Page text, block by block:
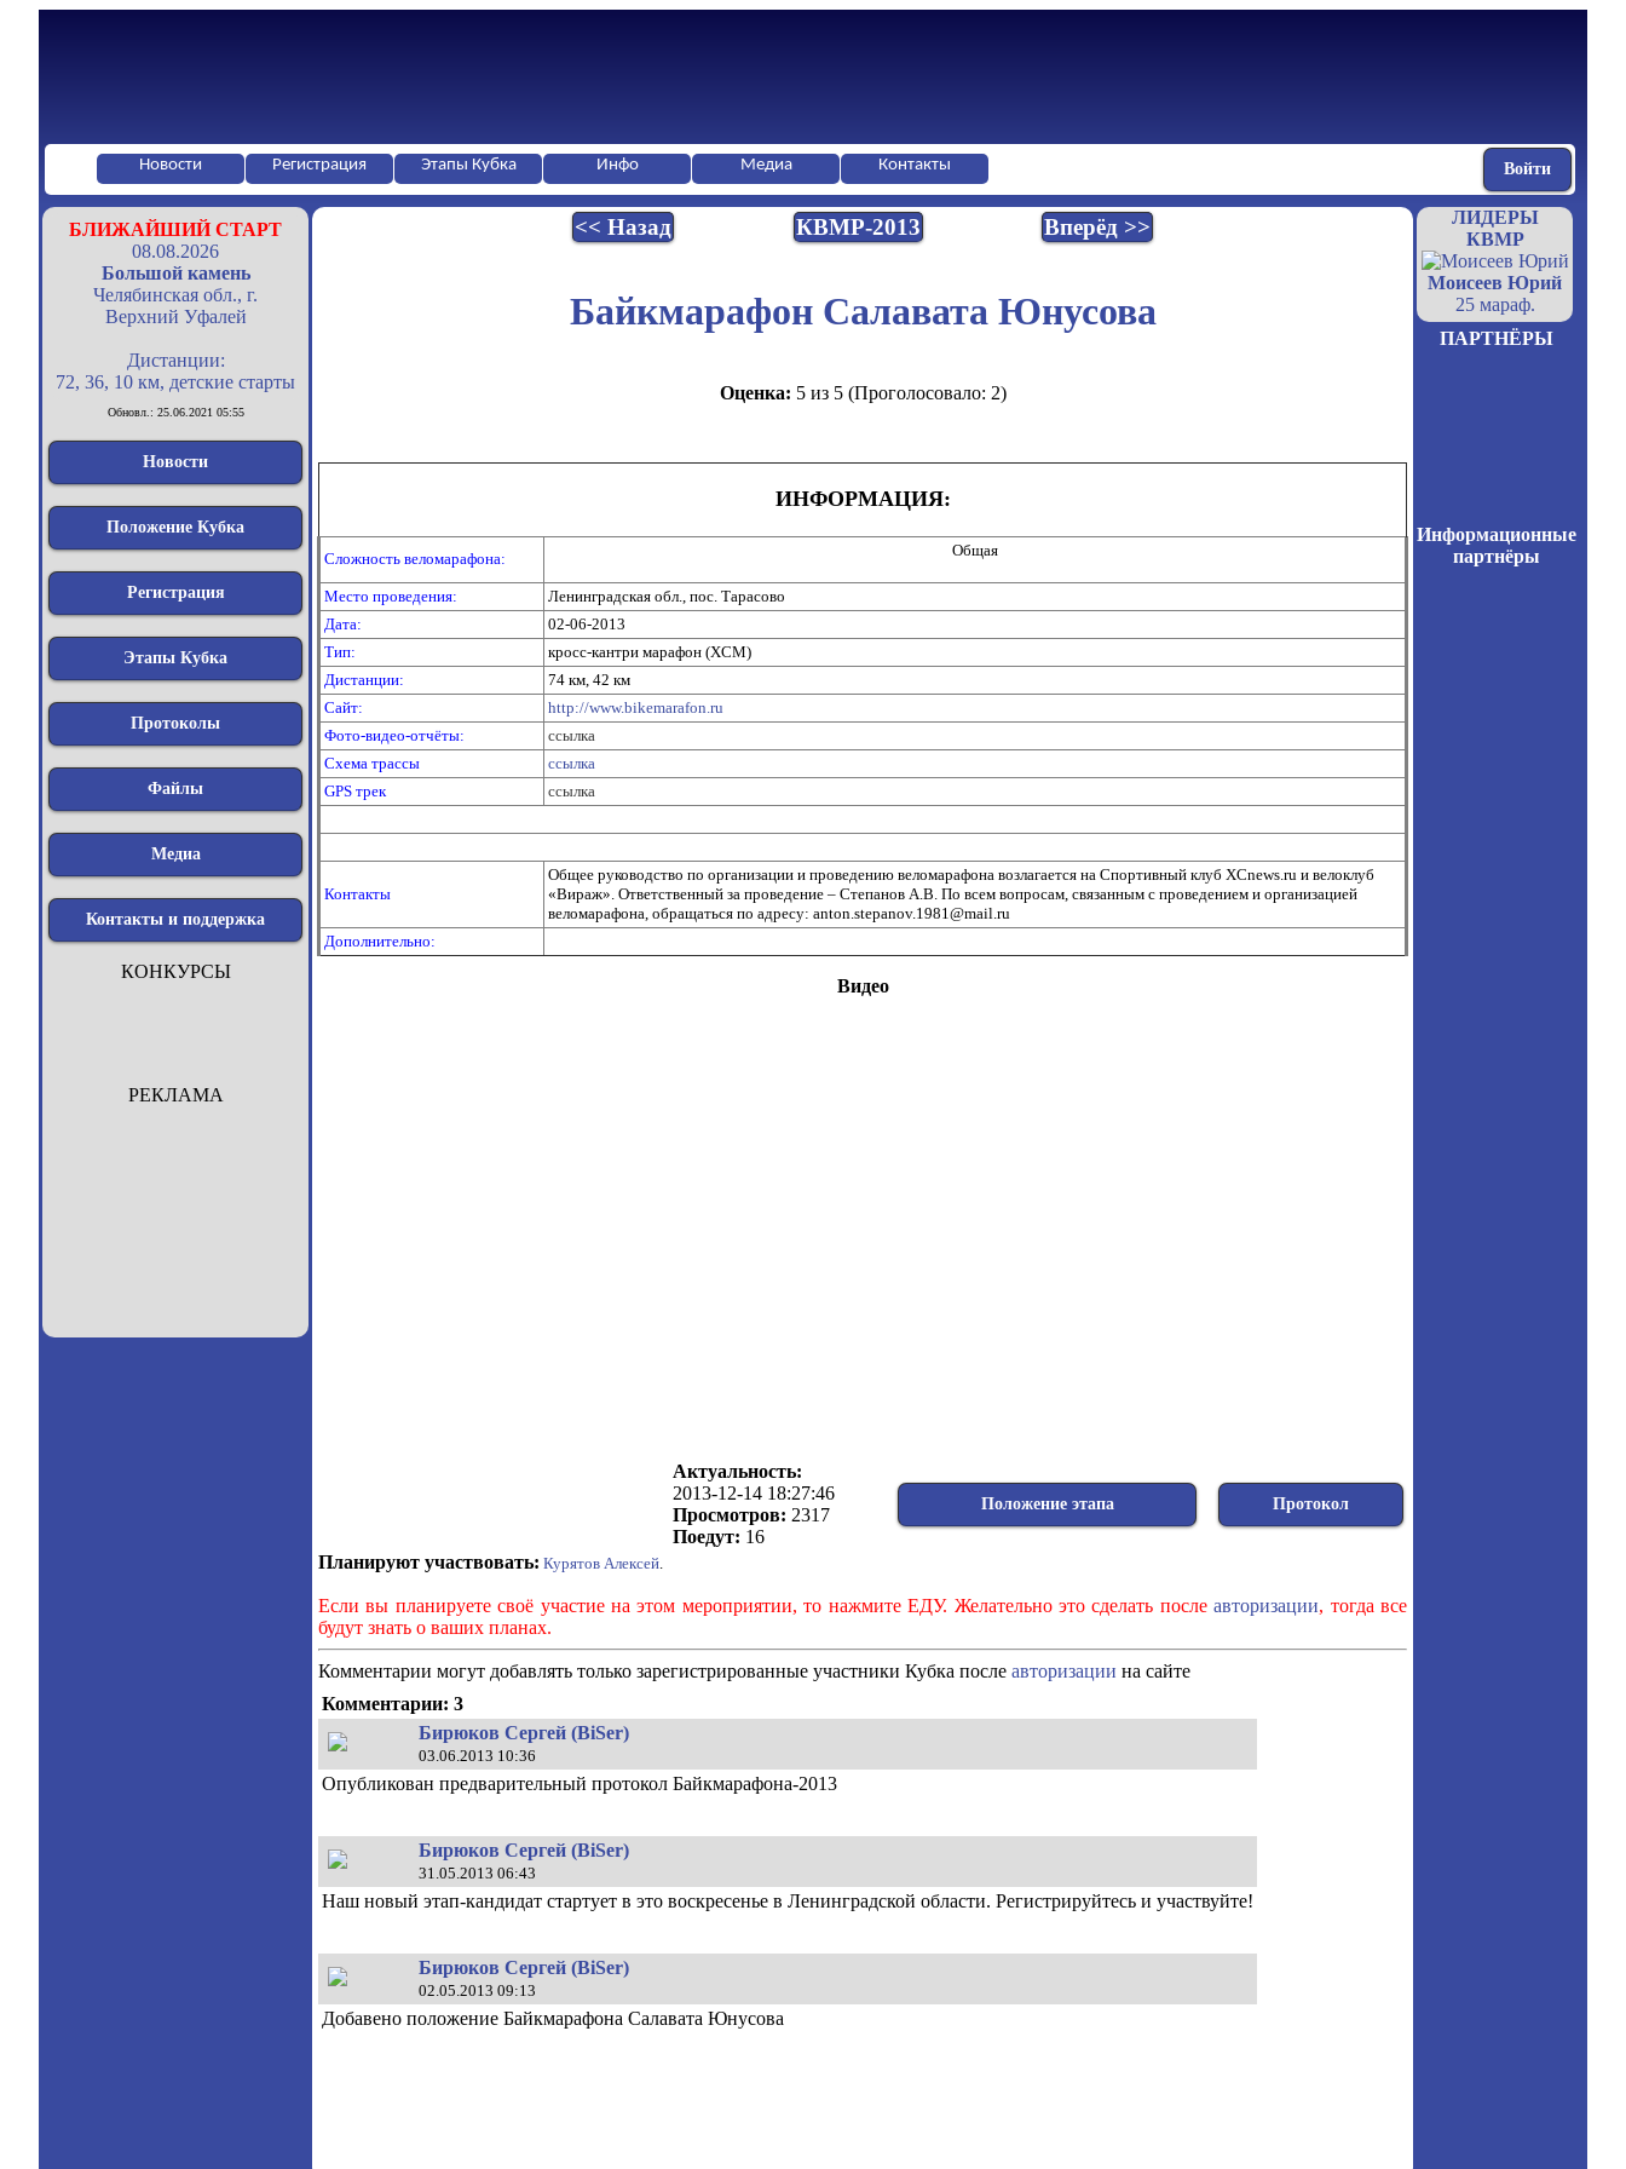
Новости Регистрация Этапы Кубка Инфо Медиа Контакты Войти
БЛИЖАЙШИЙ СТАРТ
08.08.2026
Большой камень
Челябинская обл., г.
Верхний Уфалей
Дистанции:
72, 36, 10 км, детские старты
Обновл.: 25.06.2021 05:55
Новости
Положение Кубка
Регистрация
Этапы Кубка
Протоколы
Файлы
Медиа
Контакты и поддержка
КОНКУРСЫ
РЕКЛАМА
<< Назад КВМР-2013 Вперёд >>
Байкмарафон Салавата Юнусова
Оценка: 5 из 5 (Проголосовало: 2)
ИНФОРМАЦИЯ:
Сложность веломарафона: Общая
Место проведения:
Ленинградская обл., пос. Тарасово
Дата:
02-06-2013
Тип:
кросс-кантри марафон (XCM)
Дистанции:
74 км, 42 км
Сайт:
http://www.bikemarafon.ru
Фото-видео-отчёты:
ссылка
Схема трассы
ссылка
GPS трек
ссылка
Контакты
Общее руководство по организации и проведению веломарафона возлагается на Спортивный клуб XCnews.ru и велоклуб
«Вираж». Ответственный за проведение – Степанов А.В. По всем вопросам, связанным с проведением и организацией
веломарафона, обращаться по адресу: anton.stepanov.1981@mail.ru
Дополнительно:
Видео
Актуальность:
2013-12-14 18:27:46
Просмотров: 2317
Поедут: 16
Положение этапа Протокол
Планируют участвовать: Курятов Алексей
Если вы планируете своё участие на этом мероприятии, то нажмите ЕДУ. Желательно это сделать послеавторизации, тогда все
будут знать о ваших планах.
Комментарии могут добавлять только зарегистрированные участники Кубка после авторизации на сайте
Комментарии: 3
Бирюков Сергей (BiSer)
03.06.2013 10:36
Опубликован предварительный протокол Байкмарафона-2013
Бирюков Сергей (BiSer)
31.05.2013 06:43
Наш новый этап-кандидат стартует в это воскресенье в Ленинградской области. Регистрируйтесь и участвуйте!
Бирюков Сергей (BiSer)
02.05.2013 09:13
Добавено положение Байкмарафона Салавата Юнусова
ЛИДЕРЫ
КВМР
Моисеев Юрий
25 мараф.
ПАРТНЁРЫ
Информационные
партнёры